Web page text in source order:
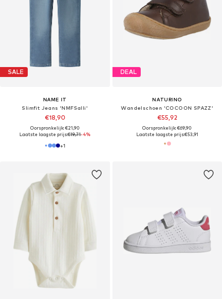
SALE
NAME IT
Slimfit Jeans 'NMFSalli'
€18,90
Oorspronkelijk: €21,90
Laatste laagste prijs:€19,71-4%
+1
DEAL
NATURINO
Wandelschoen 'COCOON SPAZZ'
€55,92
Oorspronkelijk: €69,90
Laatste laagste prijs:€53,91